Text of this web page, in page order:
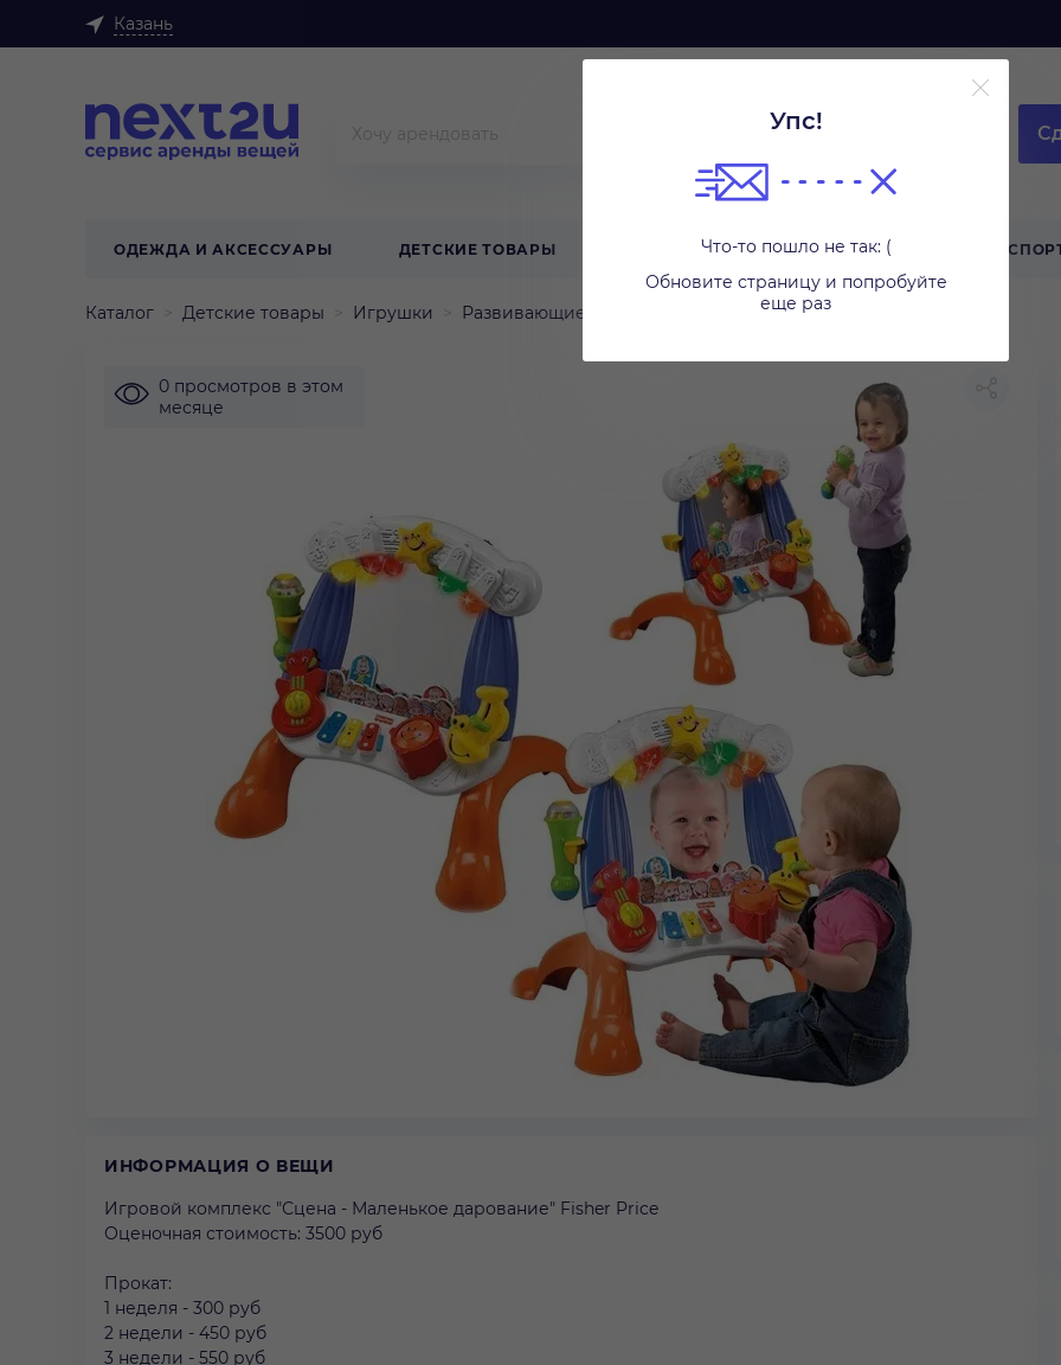
Казань
ОДЕЖДА И АКСЕССУАРЫ ДЕТСКИЕ ТОВАРЫ ТЕХНИКА ДЛЯ ДОМА ТУРИЗМ
Упс!
Что-то пошло не так: (
Обновите страницу и попробуйте
еще раз
Каталог Детские товары Игрушки Развивающие игрушки
0 просмотров в этом
месяце
ИНФОРМАЦИЯ О ВЕЩИ
Игровой комплекс "Сцена - Маленькое дарование" Fisher Price
Оценочная стоимость: 3500 руб
Прокат:
1 неделя - 300 руб
2 недели - 450 руб
3 недели - 550 руб